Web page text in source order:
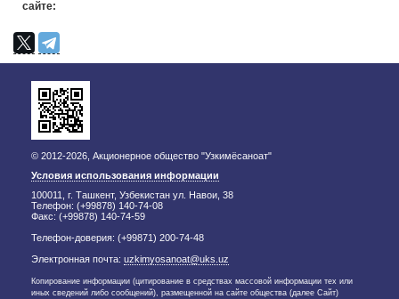
сайте:
© 2012-2026, Акционерное общество "Узкимёсаноат"
Условия использования информации
100011, г. Ташкент, Узбекистан ул. Навои, 38
Телефон: (+99878) 140-74-08
Факс: (+99878) 140-74-59
Телефон-доверия: (+99871) 200-74-48
Электронная почта: uzkimyosanoat@uks.uz
Копирование информации (цитирование в средствах массовой информации тех или
иных сведений либо сообщений), размещенной на сайте общества (далее Сайт)